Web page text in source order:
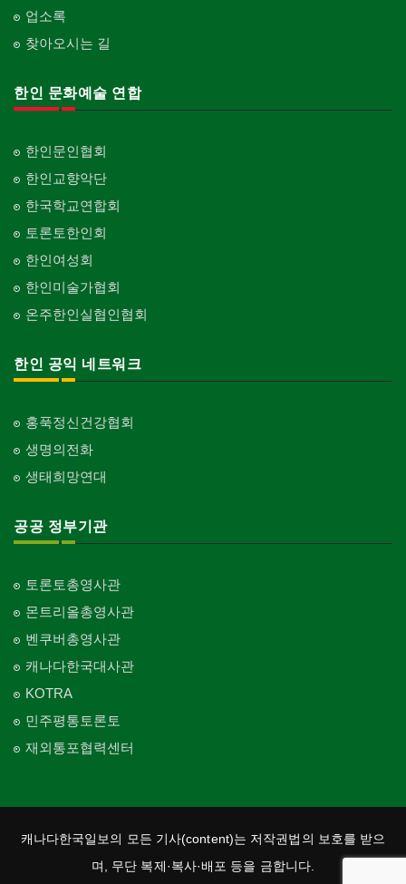
업소록
찾아오시는 길
한인 문화예술 연합
한인문인협회
한인교향악단
한국학교연합회
토론토한인회
한인여성회
한인미술가협회
온주한인실협인협회
한인 공익 네트워크
홍푹정신건강협회
생명의전화
생태희망연대
공공 정부기관
토론토총영사관
몬트리올총영사관
벤쿠버총영사관
캐나다한국대사관
KOTRA
민주평통토론토
재외통포협력센터
캐나다한국일보의 모든 기사(content)는 저작권법의 보호를 받으
며, 무단 복제·복사·배포 등을 금합니다.